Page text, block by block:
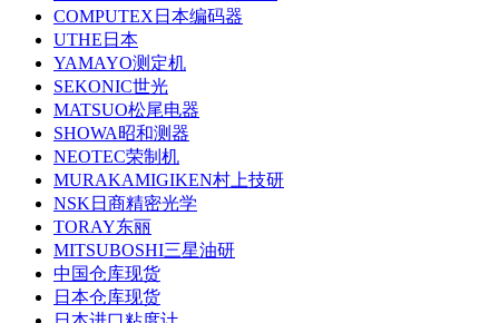
COMPUTEX日本编码器
UTHE日本
YAMAYO测定机
SEKONIC世光
MATSUO松尾电器
SHOWA昭和测器
NEOTEC荣制机
MURAKAMIGIKEN村上技研
NSK日商精密光学
TORAY东丽
MITSUBOSHI三星油研
中国仓库现货
日本仓库现货